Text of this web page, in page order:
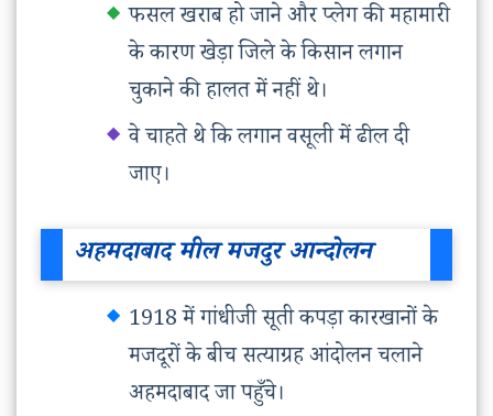
फसल खराब हो जाने और प्लेग की महामारी
के कारण खेड़ा जिले के किसान लगान
चुकाने की हालत में नहीं थे।
वे चाहते थे कि लगान वसूली में ढील दी
जाए।
अहमदाबाद मील मजदुर आन्दोलन
1918 में गांधीजी सूती कपड़ा कारखानों के
मजदूरों के बीच सत्याग्रह आंदोलन चलाने
अहमदाबाद जा पहुँचे।